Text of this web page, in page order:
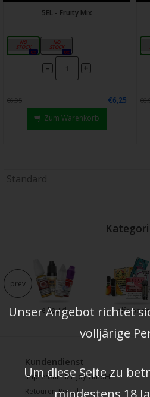
5EL - Fruity Mix
10mg
0x
20mg
0x
- +
€6,95
€6,25
Zum Warenkorb
e liquid elfa pods
prev
Kundendienst
Impressum Mr-joy GmbH
Retouren-Portal
Unser Angebot richtet
volljärige
Um diese Seite zu
mindestens 18